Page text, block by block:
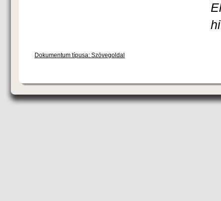
Dokumentum típusa: Szövegoldal